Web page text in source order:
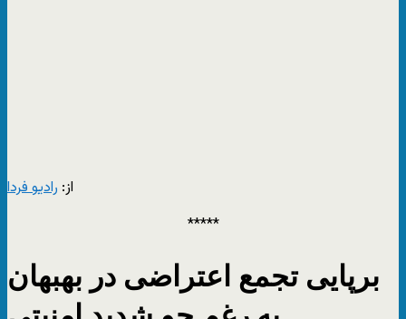
از: رادیو فردا
*****
برپایی تجمع اعتراضی در بهبهان